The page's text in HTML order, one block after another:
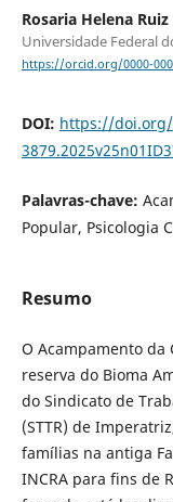
Rosaria Helena
Universidade Federal
https://orcid.org/0000-
DOI: https://doi.org/
Palavras-chave:
Popular, Psicologia
Resumo
O Acampamento da
reserva do Bioma
do Sindicato de
(STTR) de
famílias na antiga
INCRA para fins de